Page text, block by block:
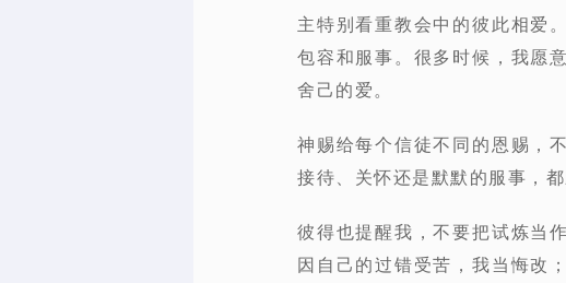
主特别看重教会中的彼此相爱
包容和服事。很多时候，我愿
舍己的爱。
神赐给每个信徒不同的恩赐，
接待、关怀还是默默的服事，
彼得也提醒我，不要把试炼当
因自己的过错受苦，我当悔改